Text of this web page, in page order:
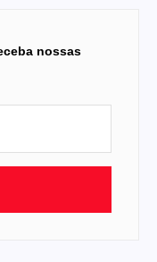
nossas